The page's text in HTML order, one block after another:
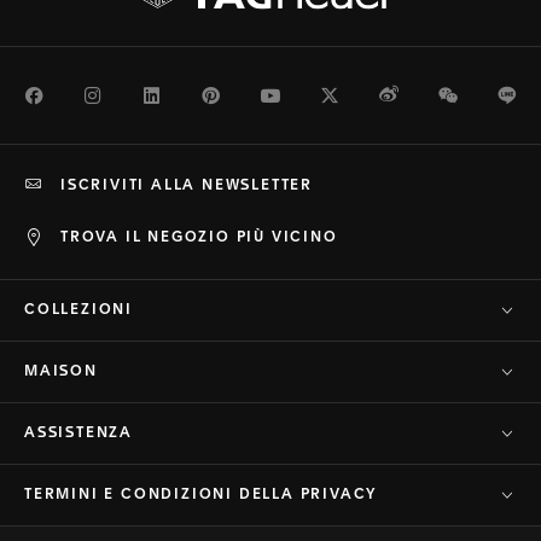
FacebookInstagramLinkedInPinterestYoutubeTwitterWeiboWeChat
TROVA IL NEGOZIO PIÙ VICINO
ISCRIVITI ALLA NEWSLETTER
COLLEZIONI
MAISON
ASSISTENZA
TERMINI E CONDIZIONI DELLA PRIVACY